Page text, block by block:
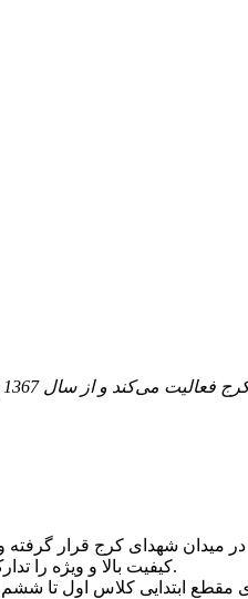
کیفیت بالا و ویژه را تدارک می‌بیند و رشته‌های مختلف را تحت آموزش قرار می‌دهد تا دانش‌آموزان نمرات بهتری کسب کرده و در آزمون‌هایی مثل کنکور موفق عمل کنند.
مقطع ابتدایی کلاس اول تا